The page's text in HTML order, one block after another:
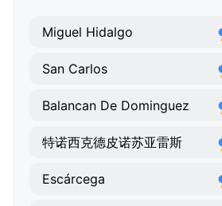
Miguel Hidalgo
San Carlos
Balancan De Dominguez
特诺西克德皮诺苏亚雷斯
Escárcega